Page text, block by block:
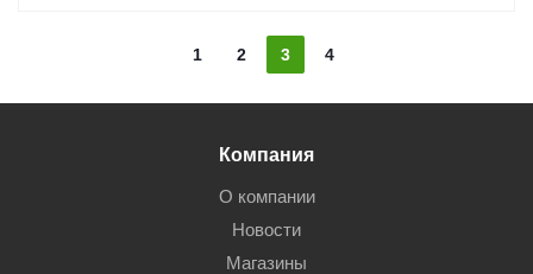
1 2 3 4
Компания
О компании
Новости
Магазины